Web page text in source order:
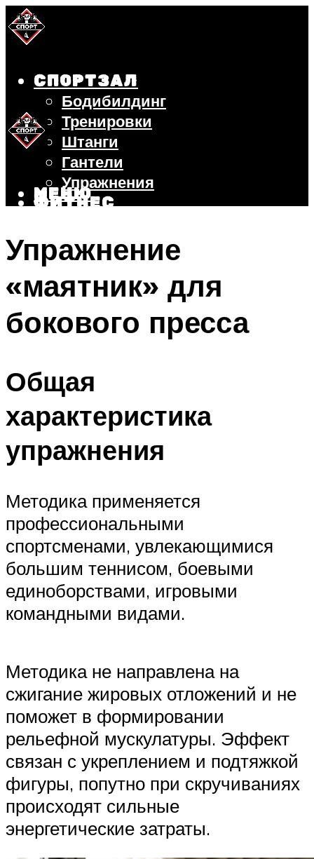
СПОРТЗАЛ
Бодибилдинг
Тренировки
Штанги
Гантели
Упражнения
ФИТНЕС
ВЕЛОСИПЕД
ПОХУДЕНИЕ
МЕНЮ
Упражнение
«маятник» для
бокового пресса
Общая
характеристика
упражнения
Методика применяется
профессиональными
спортсменами, увлекающимися
большим теннисом, боевыми
единоборствами, игровыми
командными видами.
Методика не направлена на
сжигание жировых отложений и не
поможет в формировании
рельефной мускулатуры. Эффект
связан с укреплением и подтяжкой
фигуры, попутно при скручиваниях
происходят сильные
энергетические затраты.